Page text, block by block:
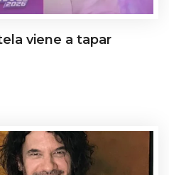
viene a tapar